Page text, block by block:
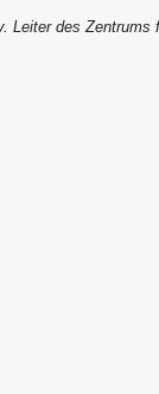
Leiter des Zentrums